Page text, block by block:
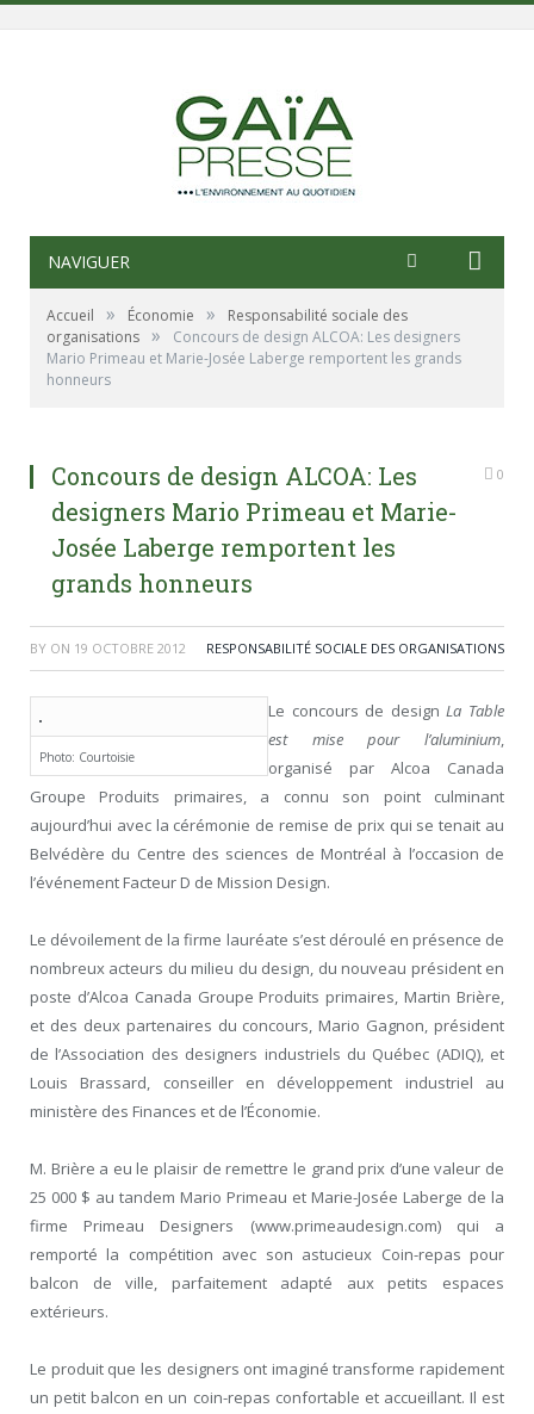
NAVIGUER
Accueil » Économie »
Responsabilité sociale des
organisations »
Concours de design ALCOA: Les designers
Mario Primeau et Marie-Josée Laberge remportent les grands
honneurs
Concours de design ALCOA: Les
designers Mario Primeau et Marie-
Josée Laberge remportent les
grands honneurs
0
BY ON 19 OCTOBRE 2012 RESPONSABILITÉ SOCIALE DES ORGANISATIONS
Photo: Courtoisie
Le concours de design La Table
est mise pour l’aluminium,
organisé par Alcoa Canada
Groupe Produits primaires, a connu son point culminant
aujourd’hui avec la cérémonie de remise de prix qui se tenait au
Belvédère du Centre des sciences de Montréal à l’occasion de
l’événement Facteur D de Mission Design.
Le dévoilement de la firme lauréate s’est déroulé en présence de
nombreux acteurs du milieu du design, du nouveau président en
poste d’Alcoa Canada Groupe Produits primaires, Martin Brière,
et des deux partenaires du concours, Mario Gagnon, président
de l’Association des designers industriels du Québec (ADIQ), et
Louis Brassard, conseiller en développement industriel au
ministère des Finances et de l’Économie.
M. Brière a eu le plaisir de remettre le grand prix d’une valeur de
25 000 $ au tandem Mario Primeau et Marie-Josée Laberge de la
firme Primeau Designers (www.primeaudesign.com) qui a
remporté la compétition avec son astucieux Coin-repas pour
balcon de ville, parfaitement adapté aux petits espaces
extérieurs.
Le produit que les designers ont imaginé transforme rapidement
un petit balcon en un coin-repas confortable et accueillant. Il est